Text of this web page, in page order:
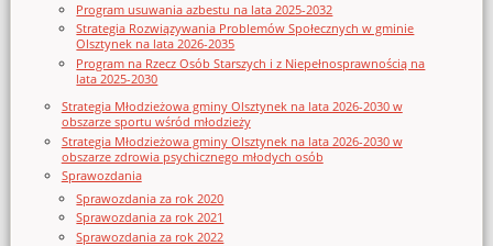
Program usuwania azbestu na lata 2025-2032
Strategia Rozwiązywania Problemów Społecznych w gminie
Olsztynek na lata 2026-2035
Program na Rzecz Osób Starszych i z Niepełnosprawnością na
lata 2025-2030
Strategia Młodzieżowa gminy Olsztynek na lata 2026-2030 w
obszarze sportu wśród młodzieży
Strategia Młodzieżowa gminy Olsztynek na lata 2026-2030 w
obszarze zdrowia psychicznego młodych osób
Sprawozdania
Sprawozdania za rok 2020
Sprawozdania za rok 2021
Sprawozdania za rok 2022